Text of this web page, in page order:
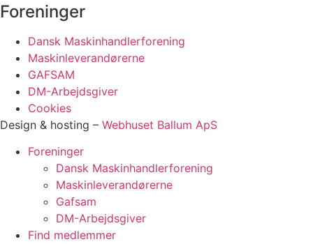
Foreninger
Dansk Maskinhandlerforening
Maskinleverandørerne
GAFSAM
DM-Arbejdsgiver
Cookies
Design & hosting – Webhuset Ballum ApS
Foreninger
Dansk Maskinhandlerforening
Maskinleverandørerne
Gafsam
DM-Arbejdsgiver
Find medlemmer